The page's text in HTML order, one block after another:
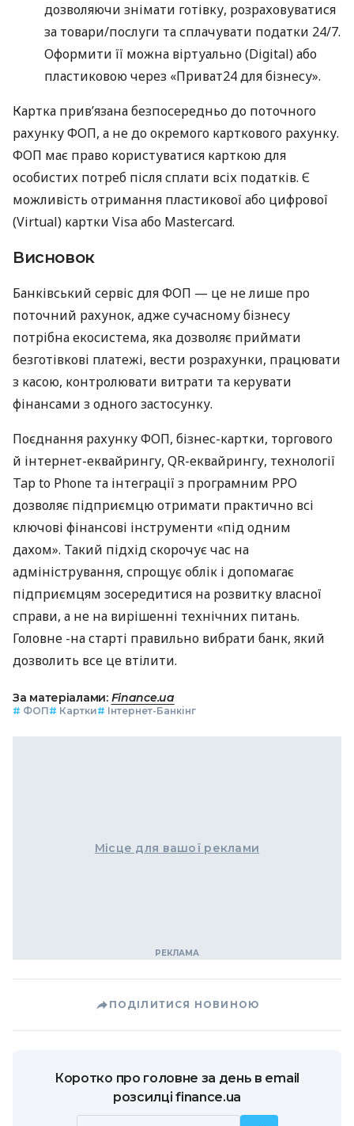
дозволяючи знімати готівку, розраховуватися
за товари/послуги та сплачувати податки 24/7.
Оформити її можна віртуально (Digital) або
пластиковою через «Приват24 для бізнесу».
Картка прив’язана безпосередньо до поточного
рахунку ФОП, а не до окремого карткового рахунку.
ФОП має право користуватися карткою для
особистих потреб після сплати всіх податків. Є
можливість отримання пластикової або цифрової
(Virtual) картки Visa або Mastercard.
Висновок
Банківський сервіс для ФОП — це не лише про
поточний рахунок, адже сучасному бізнесу
потрібна екосистема, яка дозволяє приймати
безготівкові платежі, вести розрахунки, працювати
з касою, контролювати витрати та керувати
фінансами з одного застосунку.
Поєднання рахунку ФОП, бізнес-картки, торгового
й інтернет-еквайрингу, QR-еквайрингу, технології
Tap to Phone та інтеграції з програмним РРО
дозволяє підприємцю отримати практично всі
ключові фінансові інструменти «під одним
дахом». Такий підхід скорочує час на
адміністрування, спрощує облік і допомагає
підприємцям зосередитися на розвитку власної
справи, а не на вирішенні технічних питань.
Головне -на старті правильно вибрати банк, який
дозволить все це втілити.
За матеріалами: Finance.ua
# ФОП# Картки# Інтернет-Банкінг
Місце для вашої реклами
ПОДІЛИТИСЯ НОВИНОЮ
Коротко про головне за день в email
розсилці finance.ua